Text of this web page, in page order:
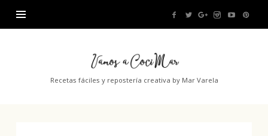
Vamos
CociMar
Recetas fáciles y repostería creativa by Mar Varela